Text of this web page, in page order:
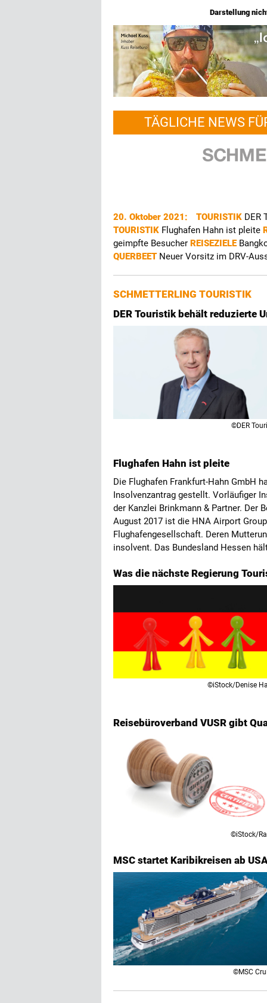
Darstellung
TÄGLICHE NEWS
20. Oktober 2021: TOURISTIK DER
TOURISTIK Flughafen Hahn ist pleite
geimpfte Besucher REISEZIELE
QUERBEET Neuer Vorsitz im DRV-
SCHMETTERLING TOURISTIK
DER Touristik behält reduzierte
©DER
Flughafen Hahn ist pleite
Die Flughafen Frankfurt-Hahn GmbH
Insolvenzantrag gestellt. Vorläufiger
der Kanzlei Brinkmann & Partner. Der
August 2017 ist die HNA Airport
Flughafengesellschaft. Deren
insolvent. Das Bundesland Hessen
Was die nächste Regierung
©iStock/Denise
Reisebüroverband VUSR gibt
©iStock/
MSC startet Karibikreisen ab
©MSC